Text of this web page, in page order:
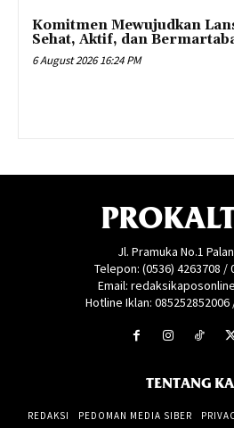
Komitmen Mewujudkan
Sehat, Aktif, dan
6 August 2026 16:24 PM
Jl. Pramuka No.1
Telepon: (0536) 4263708 /
Email:
Hotline Iklan: 085252852006
TENTANG
REDAKSI PEDOMAN MEDIA SIBER